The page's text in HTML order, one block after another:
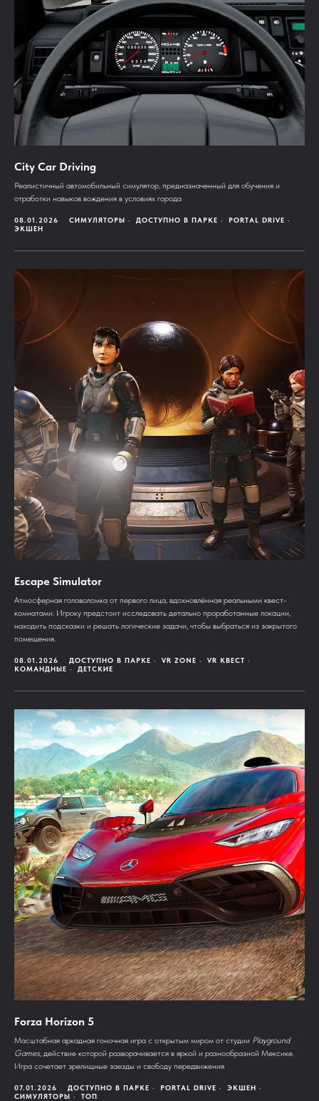
City Car Driving
Реалистичный автомобильный симулятор, предназначенный для обучения и
отработки навыков вождения в условиях города
08.01.2026 СИМУЛЯТОРЫ ДОСТУПНО В ПАРКЕ
PORTAL DRIVE
ЭКШЕН
Escape Simulator
Aтмосферная головоломка от первого лица, вдохновлённая реальными квест-
комнатами. Игроку предстоит исследовать детально проработанные локации,
находить подсказки и решать логические задачи, чтобы выбраться из закрытого
помещения.
08.01.2026 ДОСТУПНО В ПАРКЕ VR ZONE
VR КВЕСТ
КОМАНДНЫЕ
ДЕТСКИЕ
Forza Horizon 5
Масштабная аркадная гоночная игра с открытым миром от студии Playground
Games, действие которой разворачивается в яркой и разнообразной Мексике.
Игра сочетает зрелищные заезды и свободу передвижения
07.01.2026 ДОСТУПНО В ПАРКЕ PORTAL DRIVE
ЭКШЕН
СИМУЛЯТОРЫ
ТОП